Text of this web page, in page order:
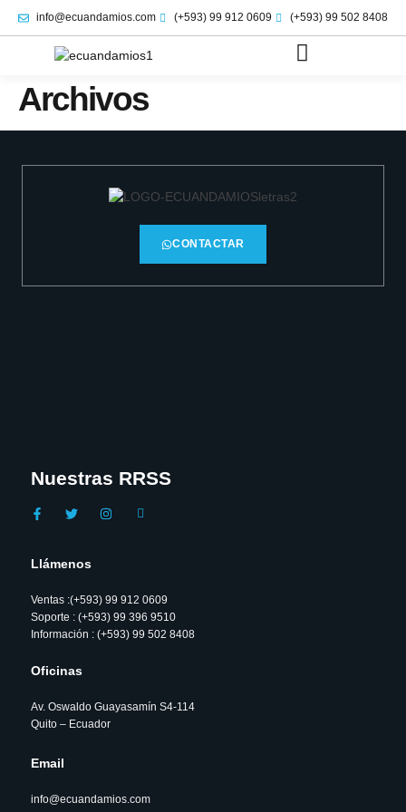
info@ecuandamios.com (+593) 99 912 0609 (+593) 99 502 8408
Archivos
CONTACTAR
Nuestras RRSS
Llámenos
Ventas :(+593) 99 912 0609
Soporte : (+593) 99 396 9510
Información : (+593) 99 502 8408
Oficinas
Av. Oswaldo Guayasamín S4-114
Quito – Ecuador
Email
info@ecuandamios.com